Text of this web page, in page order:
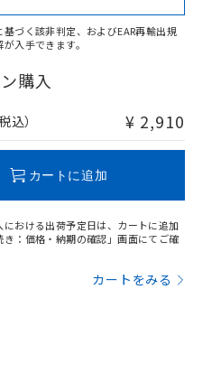
基づく該非判定、およびEAR再輸出規
入手できます。
購入
込） ¥ 2,910
カートに追加
における出荷予定日は、カートに追加
き：価格・納期の確認」画面にてご確
カートをみる